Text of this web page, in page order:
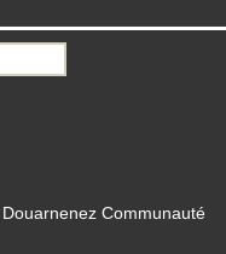
Communauté